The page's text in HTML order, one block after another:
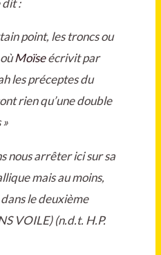
dit :
point, les troncs ou
Moïseécrivit par
les préceptes du
rien qu’une double
»
nous arrêter ici sur sa
mais au moins,
le deuxième
VOILE) (n.d.t. H.P.